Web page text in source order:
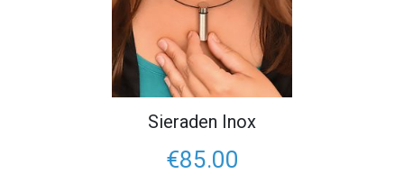
Sieraden Inox
€85.00